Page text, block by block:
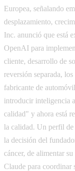
Europea, señalando
desplazamiento,
Inc. anunció que está
OpenAI para
cliente, desarrollo de
reversión separada,
fabricante de
introducir inteligencia
calidad" y ahora está
la calidad. Un perfil
la decisión del
cáncer, de alimentar
Claude para coordinar